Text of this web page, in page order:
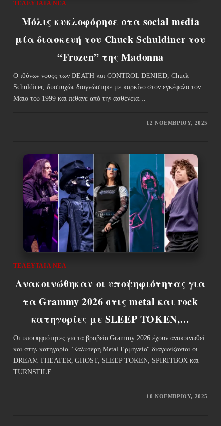
ΤΕΛΕΥΤΑΊΑ ΝΈΑ
Μόλις κυκλοφόρησε στα social media
μία διασκευή του Chuck Schuldiner του
“Frozen” της Madonna
Ο ιθύνων νουςς των DEATH και CONTROL DENIED, Chuck
Schuldiner, δυστυχώς διαγνώστηκε με καρκίνο στον εγκέφαλο τον
Μάιο του 1999 και πέθανε από την ασθένεια…
12 ΝΟΕΜΒΡΊΟΥ, 2025
ΤΕΛΕΥΤΑΊΑ ΝΈΑ
Ανακοινώθηκαν οι υποψηφιότητας για
τα Grammy 2026 στις metal και rock
κατηγορίες με SLEEP TOKEN,…
Οι υποψηφιότητες για τα βραβεία Grammy 2026 έχουν ανακοινωθεί
και στην κατηγορία "Καλύτερη Metal Ερμηνεία" διαγωνίζονται οι
DREAM THEATER, GHOST, SLEEP TOKEN, SPIRITBOX και
TURNSTILE.…
10 ΝΟΕΜΒΡΊΟΥ, 2025